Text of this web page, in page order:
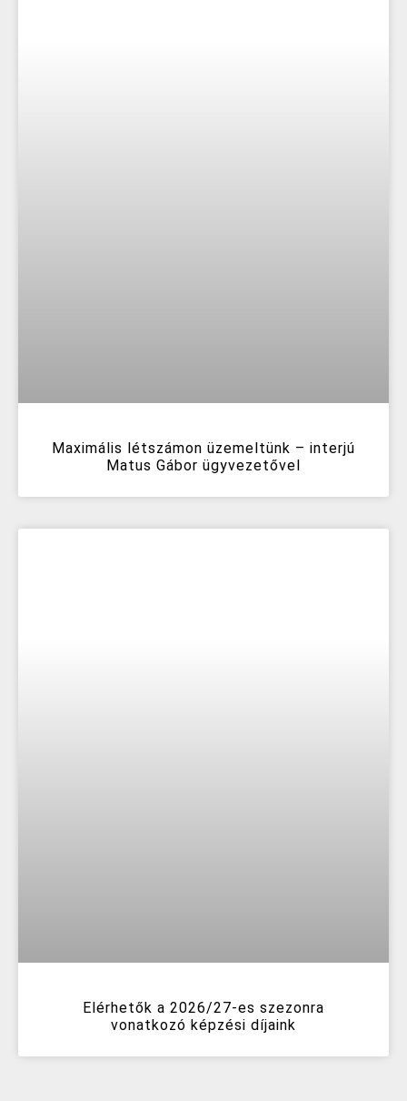
Maximális létszámon üzemeltünk – interjú
Matus Gábor ügyvezetővel
Elérhetők a 2026/27-es szezonra
vonatkozó képzési díjaink